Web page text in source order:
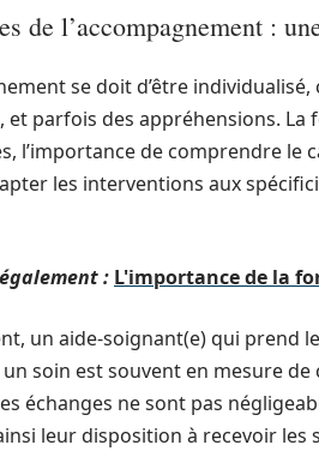
de l’accompagnement :
se doit d’être
et parfois des appréhensions.
l’importance de comprendre le
les interventions aux
: L'importance de la
un aide-soignant(e) qui prend
soin est souvent en mesure
échanges ne sont pas
leur disposition à recevoir